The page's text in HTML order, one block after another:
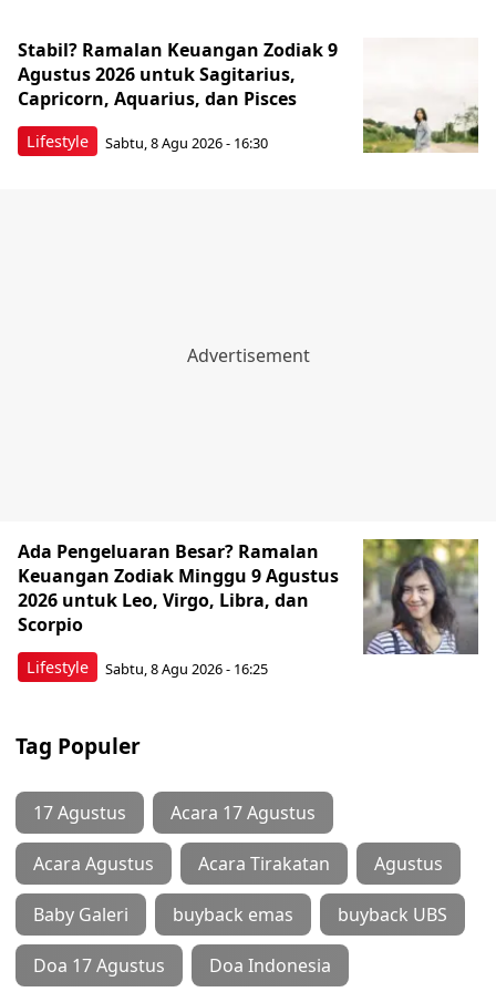
Lifestyle
Stabil? Ramalan Keuangan Zodiak 9
Agustus 2026 untuk Sagitarius,
Capricorn, Aquarius, dan Pisces
Sabtu, 8 Agu 2026 - 16:30
Lifestyle
Ada Pengeluaran Besar? Ramalan
Keuangan Zodiak Minggu 9 Agustus
2026 untuk Leo, Virgo, Libra, dan
Scorpio
Sabtu, 8 Agu 2026 - 16:25
Tag Populer
17 Agustus Acara 17 Agustus
Acara Agustus Acara Tirakatan Agustus
Baby Galeri buyback emas buyback UBS
Doa 17 Agustus Doa Indonesia